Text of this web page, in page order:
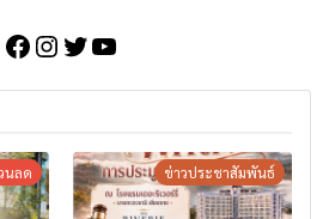
Facebook
Instagram
Twitter
YouTube
นลด ข่าวประชาสัมพันธ์